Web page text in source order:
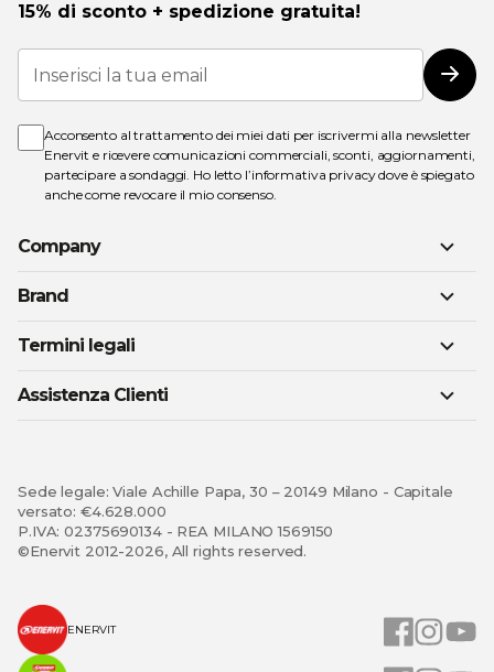
15% di sconto + spedizione gratuita!
Iscriviti
alla
nostra
Acconsento al trattamento dei miei dati per iscrivermi alla newsletter
Enervit e ricevere comunicazioni commerciali, sconti, aggiornamenti,
partecipare a sondaggi. Ho letto l’informativa privacydove è spiegato
anche come revocare il mio consenso.
Company
Brand
Termini legali
Assistenza Clienti
Sede legale: Viale Achille Papa, 30 – 20149 Milano - Capitale
versato: €4.628.000
P.IVA: 02375690134 - REA MILANO 1569150
©Enervit 2012-2026, All rights reserved.
ENERVIT